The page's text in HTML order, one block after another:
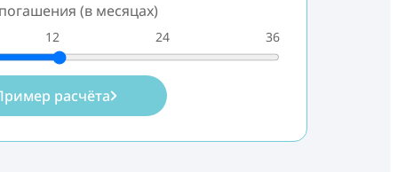
(в месяцах)
12 24 36
расчёта